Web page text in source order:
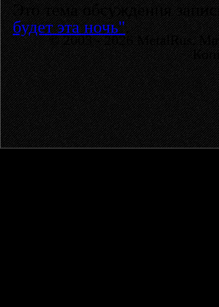
Это тема обсуждения
будет эта ночь".
© 2003 - 2026 MetalRus.